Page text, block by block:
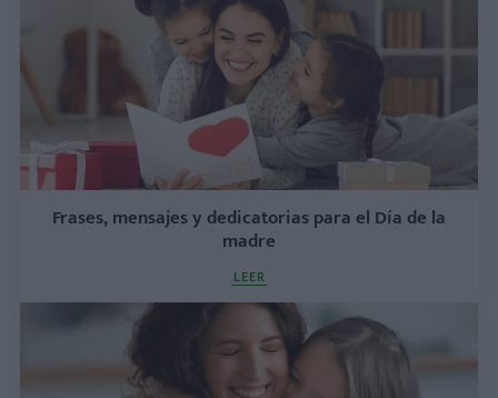
Frases, mensajes y dedicatorias para el Día de la
madre
LEER